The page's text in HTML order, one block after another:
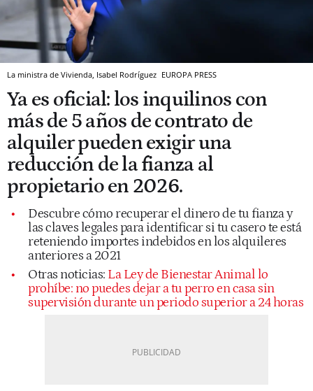
La ministra de Vivienda, Isabel Rodríguez EUROPA PRESS
Ya es oficial: los inquilinos con
más de 5 años de contrato de
alquiler pueden exigir una
reducción de la fianza al
propietario en 2026.
Descubre cómo recuperar el dinero de tu fianza y
las claves legales para identificar si tu casero te está
reteniendo importes indebidos en los alquileres
anteriores a 2021
Otras noticias: La Ley de Bienestar Animal lo
prohíbe: no puedes dejar a tu perro en casa sin
supervisión durante un periodo superior a 24 horas